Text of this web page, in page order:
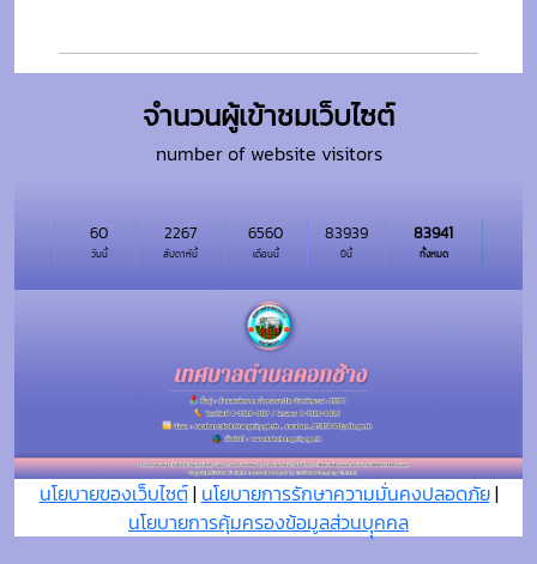
จำนวนผู้เข้าชมเว็บไซต์
number of website visitors
วันนี้
60
สัปดาห์นี้
2267
เดือนนี้
6560
ปีนี้
83939
ทั้งหมด
83941
นโยบายของเว็บไซต์| นโยบายการรักษาความมั่นคงปลอดภัย|
นโยบายการคุ้มครองข้อมูลส่วนบุุคคล